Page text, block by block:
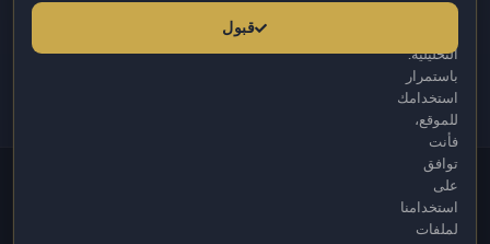
موقعنا
التحليلية.
باستمرار
استخدامك
للموقع،
فأنت
توافق
على
استخدامنا
لملفات
قبول